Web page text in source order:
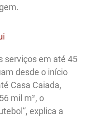
serviços em até 45
desde o início
Casa Caiada,
mil m², o
explica a